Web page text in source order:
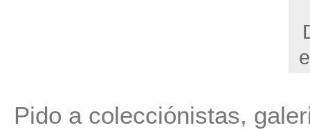
Pido a colecciónistas,